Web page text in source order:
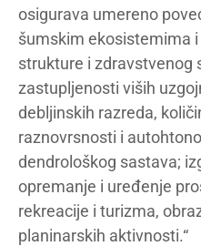
osigurava umereno
šumskim ekosistemima
strukture i zdravstvenog
zastupljenosti viših
debljinskih razreda,
raznovrsnosti i
dendrološkog sastava;
opremanje i uređenje
rekreacije i turizma,
planinarskih aktivnosti.“